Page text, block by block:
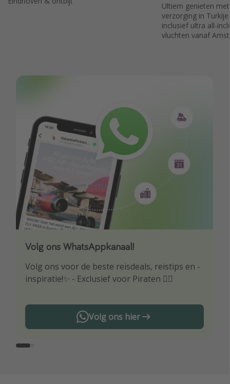
Ultiem genieten
verzorging in
inclusief ultra all-
vluchten vanaf
Volg ons WhatsAppkanaal!
Volg ons voor de beste reisdeals, reistips en -
inspiratie!✨ - Exclusief voor Piraten 🏴‍☠️
Volg ons hier
Download onze app
Wees als eerste op de hoogte van de beste
reisaanbiedingen